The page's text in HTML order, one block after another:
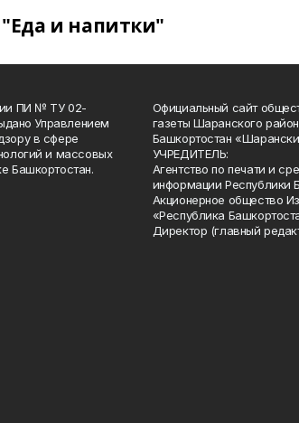
"Еда и напитки"
ПИ № ТУ 02-
Управлением
в сфере
и массовых
Башкортостан.
Официальный сайт
газеты Шаранского
Башкортостан
УЧРЕДИТЕЛЬ:
Агентство по печати и
информации Республики
Акционерное общество
«Республика
Директор (главный